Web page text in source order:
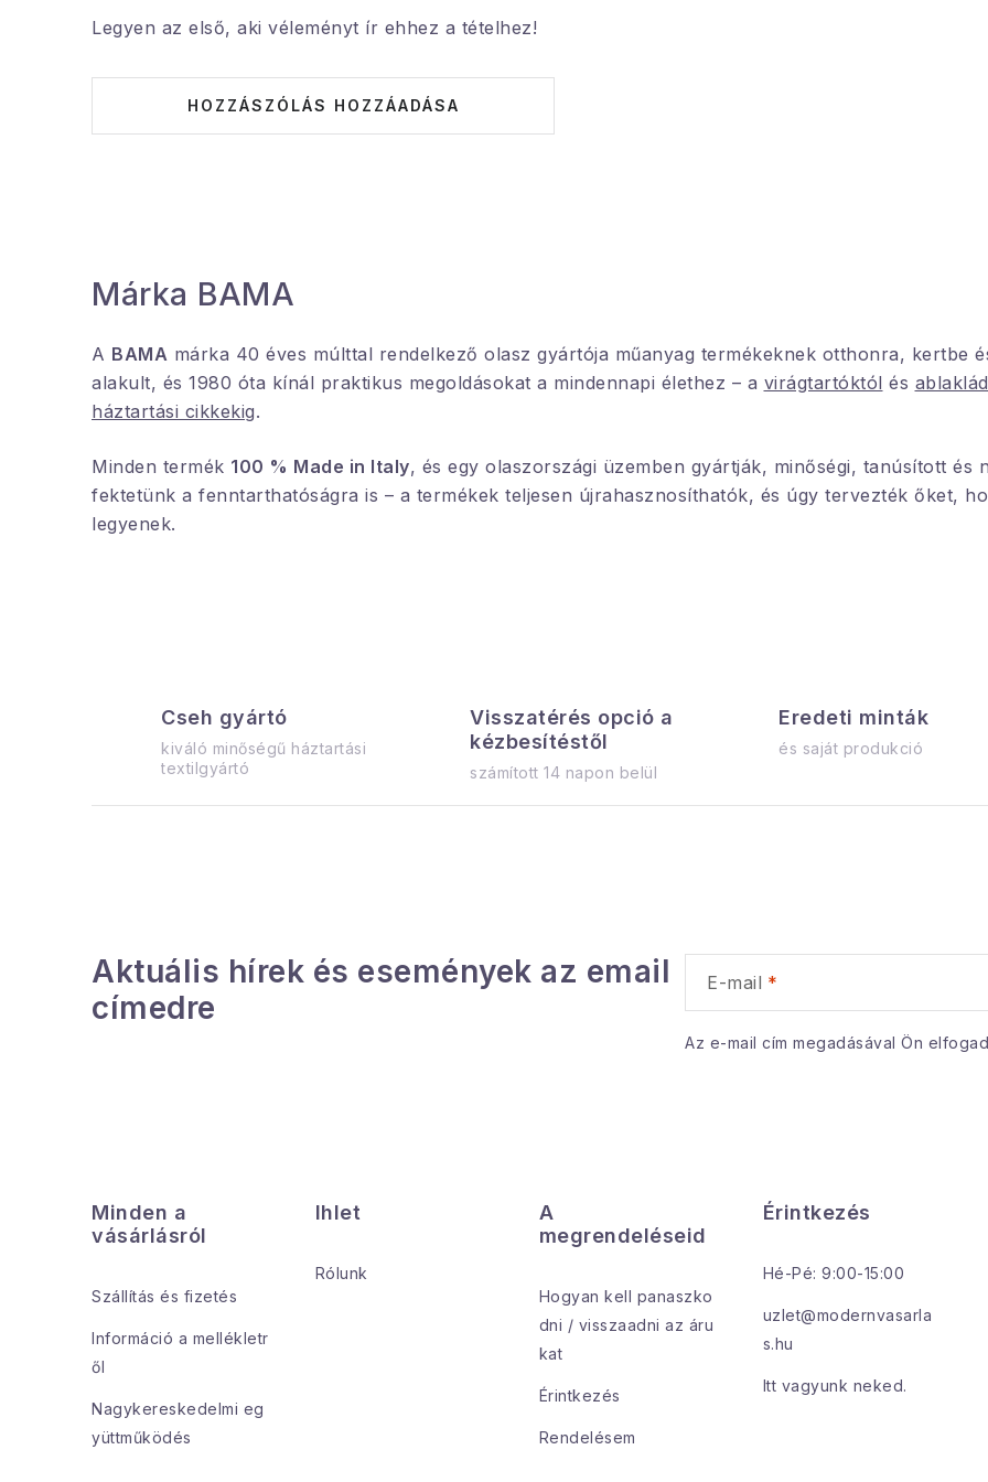
Cseh gyártó
kiváló minőségű háztartási
textilgyártó
Visszatérés opció a
kézbesítéstől
számított 14 napon belül
Eredeti minták
és saját produkció
Legyen az első, aki véleményt ír ehhez a tételhez!
HOZZÁSZÓLÁS HOZZÁADÁSA
Márka BAMA
A BAMA márka 40 éves múlttal rendelkező olasz gyártója műanyag termékeknek otthonra, kertbe
alakult, és 1980 óta kínál praktikus megoldásokat a mindennapi élethez – a virágtartóktól és
háztartási cikkekig.
Minden termék 100 % Made in Italy, és egy olaszországi üzemben gyártják, minőségi, tanúsított és
fektetünk a fenntarthatóságra is – a termékek teljesen újrahasznosíthatók, és úgy tervezték őket,
legyenek.
Aktuális hírek és események az email
címedre
E-mail
Az e-mail cím megadásával Ön
Minden a
vásárlásról
Szállítás és fizetés
Információ a mellékletr
ől
Nagykereskedelmi eg
yüttműködés
Ihlet
Rólunk
A
megrendeléseid
Hogyan kell panaszko
dni / visszaadni az áru
kat
Érintkezés
Rendelésem
Érintkezés
Hé-Pé: 9:00-15:00
uzlet@modernvasarla
s.hu
Itt vagyunk neked.